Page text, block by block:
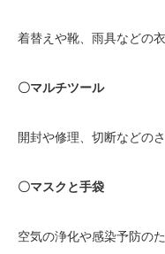
着替えや靴、雨具などの
〇マルチツール
開封や修理、切断などの
〇マスクと手袋
空気の浄化や感染予防の